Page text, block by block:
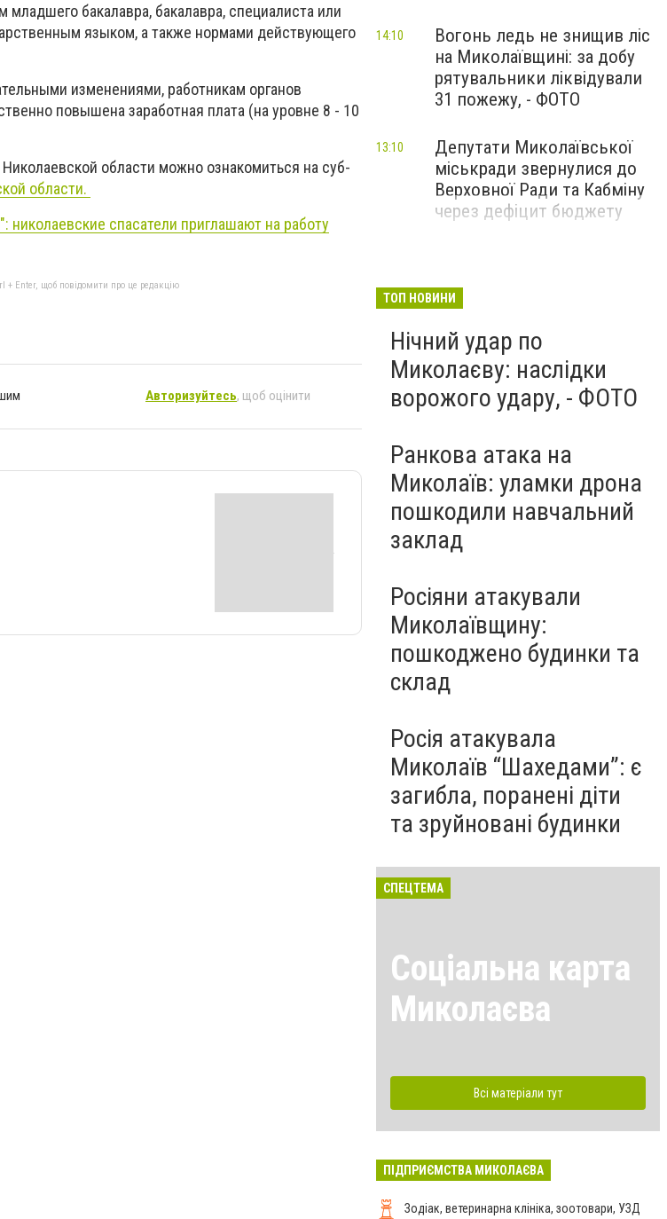
бакалавра, бакалавра, специалиста или
языком, а также нормами действующего
изменениями, работникам органов
повышена заработная плата (на уровне 8 - 10
области можно ознакомиться на суб-
области.
николаевские спасатели приглашают на работу
+ Enter, щоб повідомити про це редакцію
Авторизуйтесь, щоб оцінити
Вогонь ледь не знищив ліс
на Миколаївщині: за добу
рятувальники ліквідували
31 пожежу, - ФОТО
14:10
Депутати Миколаївської
міськради звернулися до
Верховної Ради та Кабміну
через дефіцит бюджету
13:10
ТОП НОВИНИ
Нічний удар по
Миколаєву: наслідки
ворожого удару, - ФОТО
Ранкова атака на
Миколаїв: уламки дрона
пошкодили навчальний
заклад
Росіяни атакували
Миколаївщину:
пошкоджено будинки та
склад
Росія атакувала
Миколаїв “Шахедами”: є
загибла, поранені діти
та зруйновані будинки
СПЕЦТЕМА
Соціальна карта
Миколаєва
Всі матеріали тут
ПІДПРИЄМСТВА МИКОЛАЄВА
Зодіак, ветеринарна клініка, зоотовари, УЗД